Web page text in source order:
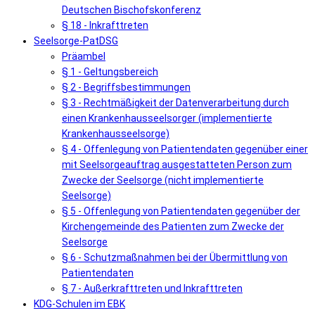
Deutschen Bischofskonferenz
§ 18 - Inkrafttreten
Seelsorge-PatDSG
Präambel
§ 1 - Geltungsbereich
§ 2 - Begriffsbestimmungen
§ 3 - Rechtmäßigkeit der Datenverarbeitung durch
einen Krankenhausseelsorger (implementierte
Krankenhausseelsorge)
§ 4 - Offenlegung von Patientendaten gegenüber einer
mit Seelsorgeauftrag ausgestatteten Person zum
Zwecke der Seelsorge (nicht implementierte
Seelsorge)
§ 5 - Offenlegung von Patientendaten gegenüber der
Kirchengemeinde des Patienten zum Zwecke der
Seelsorge
§ 6 - Schutzmaßnahmen bei der Übermittlung von
Patientendaten
§ 7 - Außerkrafttreten und Inkrafttreten
KDG-Schulen im EBK